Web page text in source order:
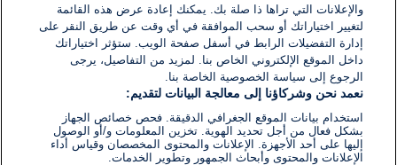
والإعلانات التي تراها ذا صلة بك. يمكنك إعادة عرض هذه القائمة
لتغيير اختياراتك أو سحب الموافقة في أي وقت عن طريق النقر على
إدارة التفضيلات الرابط في أسفل صفحة الويب. ستؤثر اختياراتك
داخل الموقع الإلكتروني الخاص بنا. لمزيد من التفاصيل، يرجى
الرجوع إلى سياسة الخصوصية الخاصة بنا.
نعمد نحن وشركاؤنا إلى معالجة البيانات لتقديم:
استخدام بيانات الموقع الجغرافي الدقيقة. فحص خصائص الجهاز
بشكل فعال من أجل تحديد الهوية. تخزين المعلومات و/أو الوصول
إليها على أحد الأجهزة. الإعلانات والمحتوى المخصصان وقياس أداء
الإعلانات والمحتوى وأبحاث الجمهور وتطوير الخدمات.